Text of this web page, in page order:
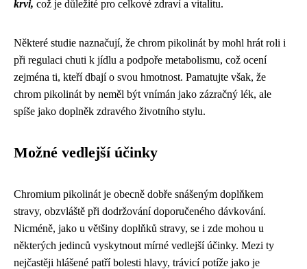
krvi, což je důležité pro celkové zdraví a vitalitu.
Některé studie naznačují, že chrom pikolinát by mohl hrát roli i
při regulaci chuti k jídlu a podpoře metabolismu, což ocení
zejména ti, kteří dbají o svou hmotnost. Pamatujte však, že
chrom pikolinát by neměl být vnímán jako zázračný lék, ale
spíše jako doplněk zdravého životního stylu.
Možné vedlejší účinky
Chromium pikolinát je obecně dobře snášeným doplňkem
stravy, obzvláště při dodržování doporučeného dávkování.
Nicméně, jako u většiny doplňků stravy, se i zde mohou u
některých jedinců vyskytnout mírné vedlejší účinky. Mezi ty
nejčastěji hlášené patří bolesti hlavy, trávicí potíže jako je